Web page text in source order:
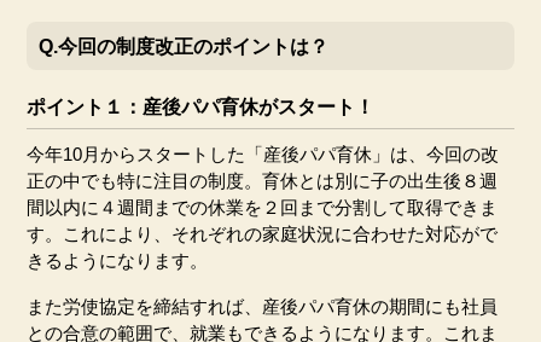
Q.今回の制度改正のポイントは？
ポイント１：産後パパ育休がスタート！
今年10月からスタートした「産後パパ育休」は、今回の改
正の中でも特に注目の制度。育休とは別に子の出生後８週
間以内に４週間までの休業を２回まで分割して取得できま
す。これにより、それぞれの家庭状況に合わせた対応がで
きるようになります。
また労使協定を締結すれば、産後パパ育休の期間にも社員
との合意の範囲で、就業もできるようになります。これま